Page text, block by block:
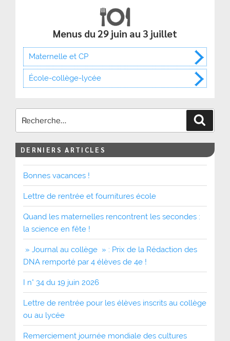
Menus du 29 juin au 3 juillet
Maternelle et CP
École-collège-lycée
DERNIERS ARTICLES
Bonnes vacances !
Lettre de rentrée et fournitures école
Quand les maternelles rencontrent les secondes :
la science en fête !
» Journal au collège » : Prix de la Rédaction des
DNA remporté par 4 élèves de 4e !
I n° 34 du 19 juin 2026
Lettre de rentrée pour les élèves inscrits au collège
ou au lycée
Remerciement journée mondiale des cultures